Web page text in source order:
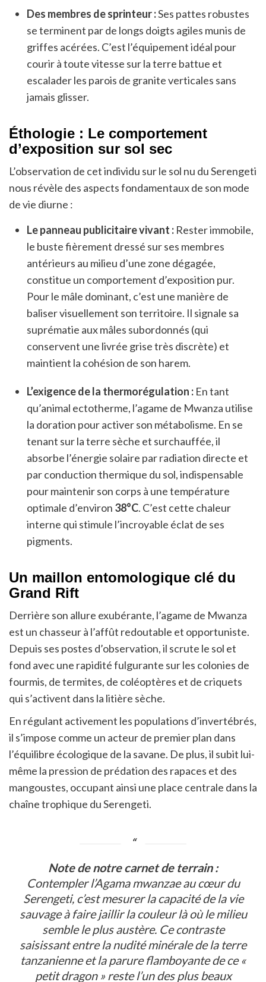
Des membres de sprinteur :Ses pattes robustes
se terminent par de longs doigts agiles munis de
griffes acérées. C’est l’équipement idéal pour
courir à toute vitesse sur la terre battue et
escalader les parois de granite verticales sans
jamais glisser.
Éthologie : Le comportement
d’exposition sur sol sec
L’observation de cet individu sur le sol nu du Serengeti
nous révèle des aspects fondamentaux de son mode
de vie diurne :
Le panneau publicitaire vivant : Rester immobile,
le buste fièrement dressé sur ses membres
antérieurs au milieu d’une zone dégagée,
constitue un comportement d’exposition pur.
Pour le mâle dominant, c’est une manière de
baliser visuellement son territoire. Il signale sa
suprématie aux mâles subordonnés (qui
conservent une livrée grise très discrète) et
maintient la cohésion de son harem.
L’exigence de la thermorégulation : En tant
qu’animal ectotherme, l’agame de Mwanza utilise
la doration pour activer son métabolisme. En se
tenant sur la terre sèche et surchauffée, il
absorbe l’énergie solaire par radiation directe et
par conduction thermique du sol, indispensable
pour maintenir son corps à une température
optimale d’environ 38°C. C’est cette chaleur
interne qui stimule l’incroyable éclat de ses
pigments.
Un maillon entomologique clé du
Grand Rift
Derrière son allure exubérante, l’agame de Mwanza
est un chasseur à l’affût redoutable et opportuniste.
Depuis ses postes d’observation, il scrute le sol et
fond avec une rapidité fulgurante sur les colonies de
fourmis, de termites, de coléoptères et de criquets
qui s’activent dans la litière sèche.
En régulant activement les populations d’invertébrés,
il s’impose comme un acteur de premier plan dans
l’équilibre écologique de la savane. De plus, il subit lui-
même la pression de prédation des rapaces et des
mangoustes, occupant ainsi une place centrale dans la
chaîne trophique du Serengeti.
Note de notre carnet de terrain :
Contempler l’Agama mwanzaeau cœur du
Serengeti, c’est mesurer la capacité de la vie
sauvage à faire jaillir la couleur là où le milieu
semble le plus austère. Ce contraste
saisissant entre la nudité minérale de la terre
tanzanienne et la parure flamboyante de ce «
petit dragon » reste l’un des plus beaux